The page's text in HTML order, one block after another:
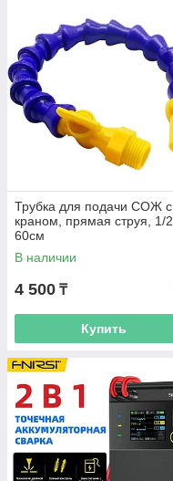
Трубка для подачи СОЖ с
краном, прямая струя, 1/
60см
В наличии
4 500 ₸
Купить